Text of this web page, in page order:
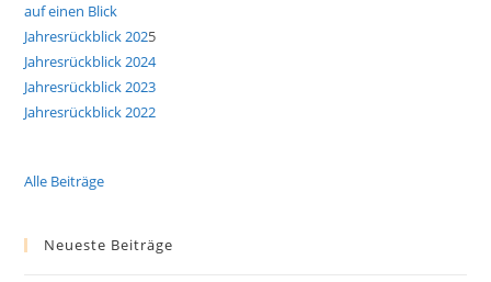
auf einen Blick
Jahresrückblick 2025
Jahresrückblick 2024
Jahresrückblick 2023
Jahresrückblick 2022
Alle Beiträge
Neueste Beiträge